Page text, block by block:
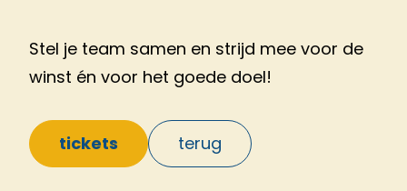
Stel je team samen en strijd mee voor de
winst én voor het goede doel!
tickets terug